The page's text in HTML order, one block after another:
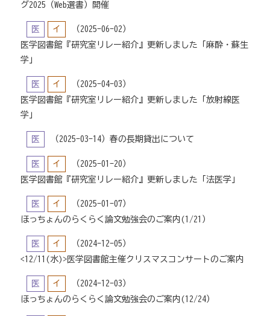
グ2025（Web選書）開催
医 イ
（2025-06-02）
医学図書館『研究室リレー紹介』更新しました「麻酔・蘇生
学」
医 イ
（2025-04-03）
医学図書館『研究室リレー紹介』更新しました「放射線医
学」
医 （2025-03-14）春の長期貸出について
医 イ
（2025-01-20）
医学図書館『研究室リレー紹介』更新しました「法医学」
医 イ
（2025-01-07）
ほっちょんのらくらく論文勉強会のご案内(1/21）
医 イ
（2024-12-05）
<12/11(水)>医学図書館主催クリスマスコンサートのご案内
医 イ
（2024-12-03）
ほっちょんのらくらく論文勉強会のご案内(12/24）